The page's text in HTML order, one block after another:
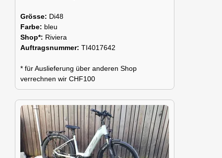
Grösse: Di48
Farbe: bleu
Shop*: Riviera
Auftragsnummer: TI4017642
* für Auslieferung über anderen Shop
verrechnen wir CHF100